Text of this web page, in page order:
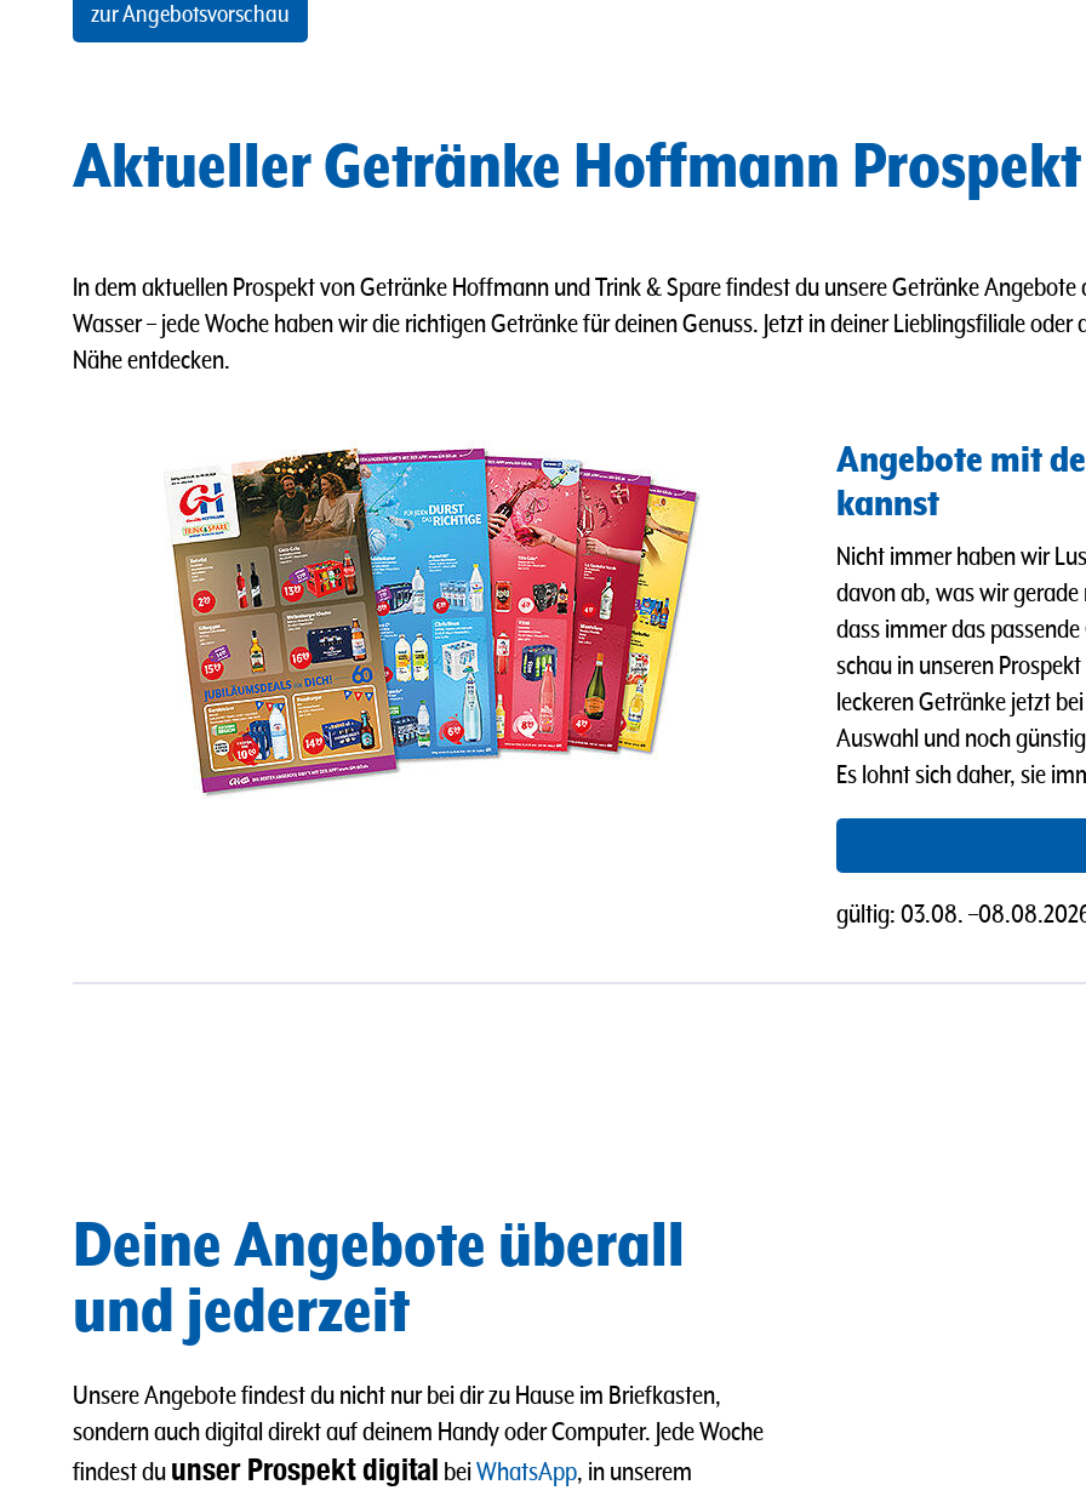
zur Angebotsvorschau
Aktueller Getränke Hoffmann Prospekt
In dem aktuellen Prospekt von Getränke Hoffmann und Trink & Spare findest du unsere Getränke Angebote
Wasser– jede Woche haben wir die richtigen Getränke für deinen Genuss. Jetzt in deiner Lieblingsfiliale
Nähe entdecken.
Angebote mit
kannst
Nicht immer haben wir
davon ab, was wir
dass immer das
schau in unseren
leckeren Getränke jetzt
Auswahl und noch
Es lohnt sich daher, sie
gültig: 03.08. –
Deine Angebote überall
und jederzeit
Unsere Angebote findest du nicht nur bei dir zu Hause im Briefkasten,
sondern auch digital direkt auf deinem Handy oder Computer. Jede Woche
findest du unser Prospekt digital bei WhatsApp, in unserem